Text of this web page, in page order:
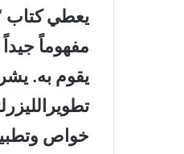
يعطي كتاب
مفهوماً
يقوم به.
خواص